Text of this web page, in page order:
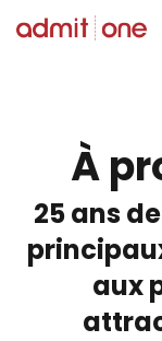
À
25 ans
aux